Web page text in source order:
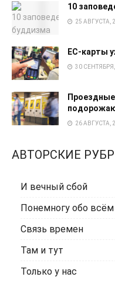
10
25 АВГУСТА,
EC-карты
30 СЕНТЯБРЯ,
26 АВГУСТА,
АВТОРСКИЕ
И вечный сбой
Понемногу обо всём
Связь времен
Там и тут
Только у нас